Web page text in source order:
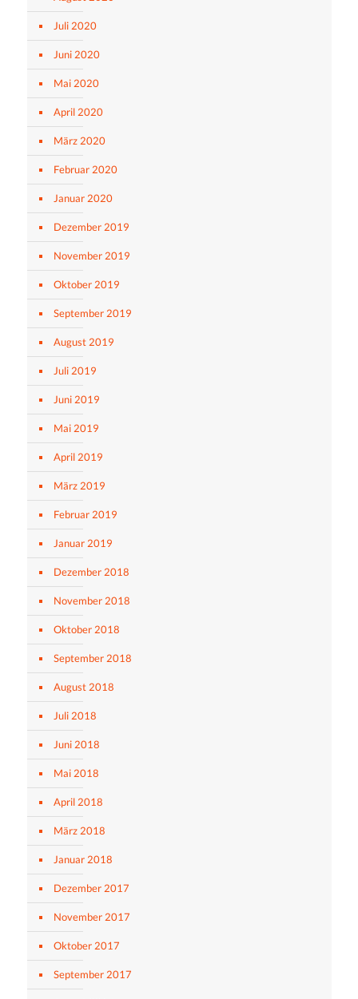
Juli 2020
Juni 2020
Mai 2020
April 2020
März 2020
Februar 2020
Januar 2020
Dezember 2019
November 2019
Oktober 2019
September 2019
August 2019
Juli 2019
Juni 2019
Mai 2019
April 2019
März 2019
Februar 2019
Januar 2019
Dezember 2018
November 2018
Oktober 2018
September 2018
August 2018
Juli 2018
Juni 2018
Mai 2018
April 2018
März 2018
Januar 2018
Dezember 2017
November 2017
Oktober 2017
September 2017